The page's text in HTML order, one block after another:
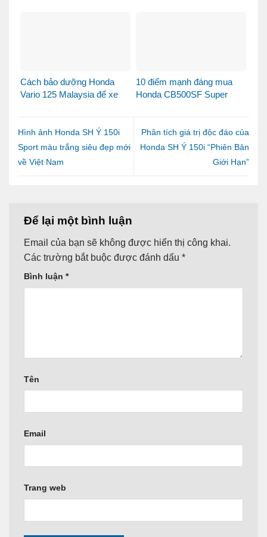
Cách bảo dưỡng Honda
Vario 125 Malaysia để xe
10 điểm mạnh đáng mua
Honda CB500SF Super
Hình ảnh Honda SH Ý 150i
Sport màu trắng siêu đẹp mới
về Việt Nam
Phân tích giá trị độc đáo của
Honda SH Ý 150i “Phiên Bản
Giới Hạn”
Để lại một bình luận
Email của bạn sẽ không được hiển thị công khai.
Các trường bắt buộc được đánh dấu *
Bình luận *
Tên
Email
Trang web